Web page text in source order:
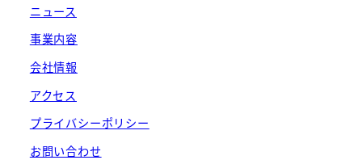
ニュース
事業内容
会社情報
アクセス
プライバシーポリシー
お問い合わせ